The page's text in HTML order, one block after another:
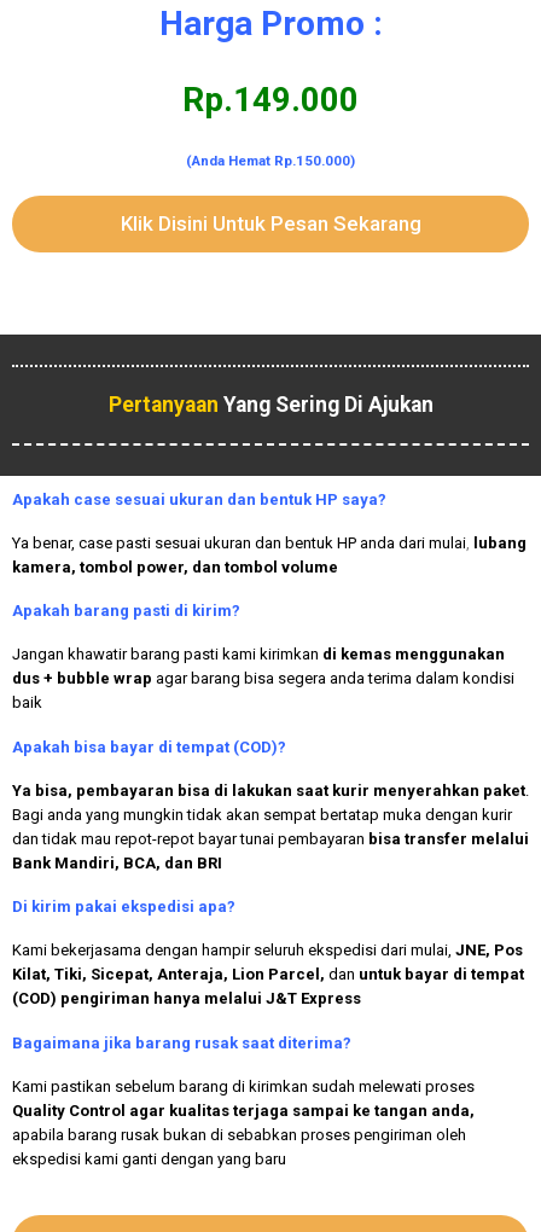
Harga Promo :
Rp.149.000
(Anda Hemat Rp.150.000)
Klik Disini Untuk Pesan Sekarang
Pertanyaan Yang Sering Di Ajukan
Apakah case sesuai ukuran dan bentuk HP saya?
Ya benar, case pasti sesuai ukuran dan bentuk HP anda dari mulai
lubang
kamera, tombol power, dan tombol volume
Apakah barang pasti di kirim?
Jangan khawatir barang pasti kami kirimkan di kemas menggunakan
dus + bubble wrap agar barang bisa segera anda terima dalam kondisi
baik
Apakah bisa bayar di tempat (COD)?
Ya bisa, pembayaran bisa di lakukan saat kurir menyerahkan paket
Bagi anda yang mungkin tidak akan sempat bertatap muka dengan kurir
dan tidak mau repot-repot bayar tunai pembayaran bisa transfer melalui
Bank Mandiri, BCA, dan BRI
Di kirim pakai ekspedisi apa?
Kami bekerjasama dengan hampir seluruh ekspedisi dari mulai, JNE, Pos
Kilat, Tiki, Sicepat, Anteraja, Lion Parcel, dan untuk bayar di tempat
(COD) pengiriman hanya melalui J&T Express
Bagaimana jika barang rusak saat diterima?
Kami pastikan sebelum barang di kirimkan sudah melewati proses
Quality Control agar kualitas terjaga sampai ke tangan anda,
apabila barang rusak bukan di sebabkan proses pengiriman oleh
ekspedisi kami ganti dengan yang baru